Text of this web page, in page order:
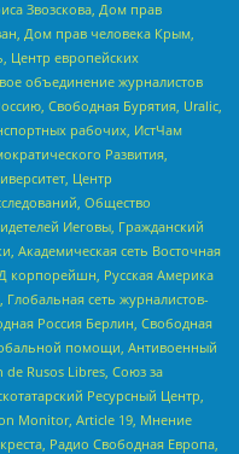
Звозскова, Дом прав
Дом прав человека Крым,
Центр европейских
объединение журналистов
Свободная Бурятия, Uralic,
рабочих, ИстЧам
Развития,
Центр
Общество
Иеговы, Гражданский
Академическая сеть Восточная
корпорейшн, Русская Америка
сеть журналистов-
Россия Берлин, Свободная
помощи, Антивоенный
de Rusos Libres, Союз за
Ресурсный Центр,
Monitor, Article 19, Мнение
Радио Свободная Европа,